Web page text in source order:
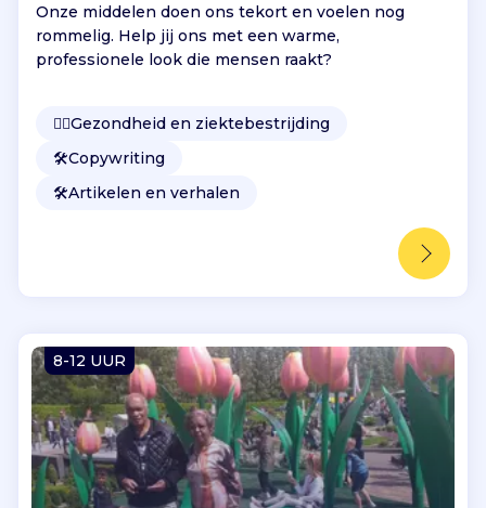
Onze middelen doen ons tekort en voelen nog
rommelig. Help jij ons met een warme,
professionele look die mensen raakt?
👩‍⚕️Gezondheid en ziektebestrijding
🛠️Copywriting
🛠️Artikelen en verhalen
8-12 UUR